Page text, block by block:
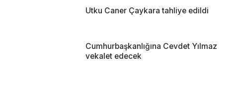
Utku Caner Çaykara tahliye edildi
Cumhurbaşkanlığına Cevdet Yılmaz
vekalet edecek